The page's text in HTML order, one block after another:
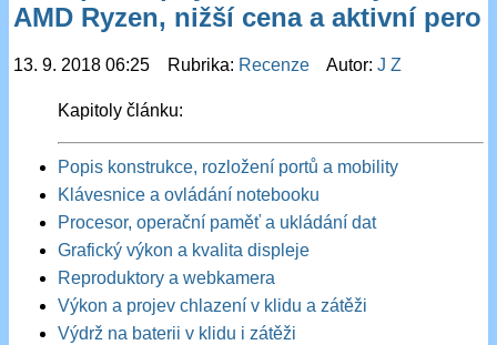
AMD Ryzen, nižší cena a aktivní pero
13. 9. 2018 06:25 Rubrika: Recenze Autor:J Z
Kapitoly článku:
Popis konstrukce, rozložení portů a mobility
Klávesnice a ovládání notebooku
Procesor, operační paměť a ukládání dat
Grafický výkon a kvalita displeje
Reproduktory a webkamera
Výkon a projev chlazení v klidu a zátěži
Výdrž na baterii v klidu i zátěži